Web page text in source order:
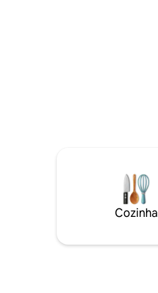
Escape. * 25 min
Cozinha